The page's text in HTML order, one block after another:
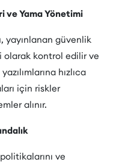
ve Yama Yönetimi
yayınlanan güvenlik
kontrol edilir ve
hızlıca
için riskler
alınır.
ve